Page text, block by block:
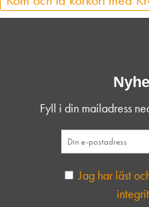
Fyll i din mailadress
Jag har läst